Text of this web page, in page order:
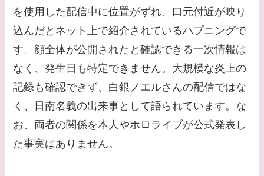
【画像】早乙女友貴と
島袋寛子の離婚理由は
なに？2人は現在何し
てる？
【画像】松田賢二と辺
見えみりの離婚理由は
なに？子供は現在何し
てる？
を使用した配信中に位置がずれ、口元付近が映り
込んだとネット上で紹介されているハプニングで
す。顔全体が公開されたと確認できる一次情報は
なく、発生日も特定できません。大規模な炎上の
記録も確認できず、白銀ノエルさんの配信ではな
く、日南名義の出来事として語られています。な
お、両者の関係を本人やホロライブが公式発表し
た事実はありません。